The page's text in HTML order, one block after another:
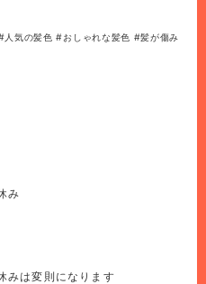
気の髪色 #おしゃれな髪色 #髪が傷み
み
みは変則になります